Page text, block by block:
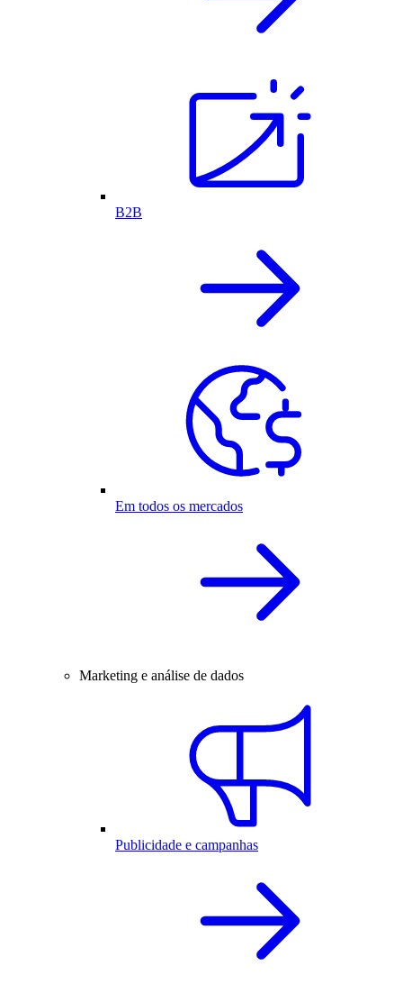
B2B
Em todos os mercados
Marketing e análise de dados
Publicidade e campanhas